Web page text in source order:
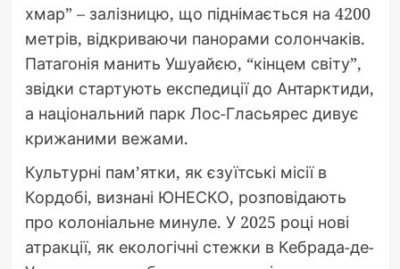
хмар” – залізницю, що піднімається на 4200
метрів, відкриваючи панорами солончаків.
Патагонія манить Ушуайєю, “кінцем світу”,
звідки стартують експедиції до Антарктиди,
а національний парк Лос-Гласьярес дивує
крижаними вежами.
Культурні пам’ятки, як єзуїтські місії в
Кордобі, визнані ЮНЕСКО, розповідають
про колоніальне минуле. У 2025 році нові
атракції, як екологічні стежки в Кебрада-де-